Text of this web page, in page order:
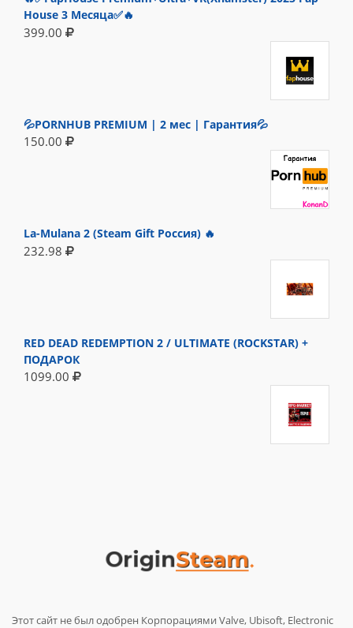
House 3 Месяца✅🔥
399.00
💦PORNHUB PREMIUM | 2 мес | Гарантия💦
150.00
La-Mulana 2 (Steam Gift Россия) 🔥
232.98
RED DEAD REDEMPTION 2 / ULTIMATE (ROCKSTAR) +
ПОДАРОК
1099.00
Этот сайт не был одобрен Корпорациями Valve, Ubisoft, Electronic